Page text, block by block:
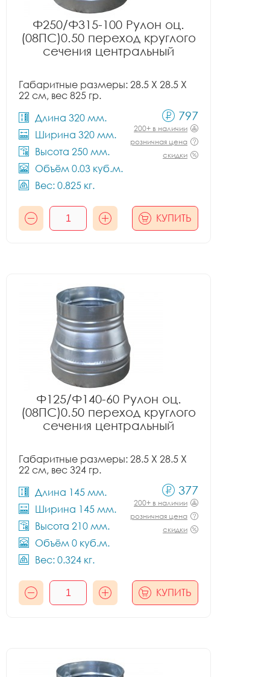
Ф250/Ф315-100 Рулон оц.
(08ПС)0.50 переход круглого
сечения центральный
Габаритные размеры: 28.5 X 28.5 X
22 см, вес 825 гр.
Длина 320 мм.
Ширина 320 мм.
Высота 250 мм.
Объём 0.03 куб.м.
Вес: 0.825 кг.
797
200+ в наличии
розничная цена
скидки
КУПИТЬ
Ф125/Ф140-60 Рулон оц.
(08ПС)0.50 переход круглого
сечения центральный
Габаритные размеры: 28.5 X 28.5 X
22 см, вес 324 гр.
Длина 145 мм.
Ширина 145 мм.
Высота 210 мм.
Объём 0 куб.м.
Вес: 0.324 кг.
377
200+ в наличии
розничная цена
скидки
КУПИТЬ